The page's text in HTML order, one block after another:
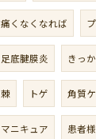
痛くなくなれば
足底腱膜炎 きっ
棘 トゲ 角質
マニキュア 患者